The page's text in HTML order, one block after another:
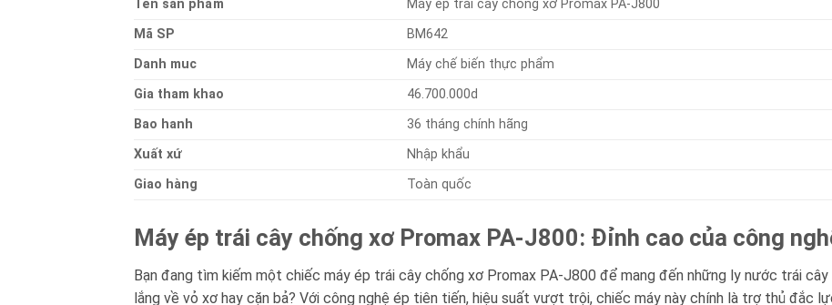
Ten sản phẩm
Máy ép trái cây chống xơ Promax PA-J800
Mã SP
BM642
Danh muc
Máy chế biến thực phẩm
Gia tham khao
46.700.000d
Bao hanh
36 tháng chính hãng
Xuất xứ
Nhập khẩu
Giao hàng
Toàn quốc
Máy ép trái cây chống xơ Promax PA-J800: Đỉnh cao của công
Bạn đang tìm kiếm một chiếc máy ép trái cây chống xơ Promax PA-J800 để mang đến những ly nước trái
lắng về vỏ xơ hay cặn bả? Với công nghệ ép tiên tiến, hiệu suất vượt trội, chiếc máy này chính là trợ thủ đắc